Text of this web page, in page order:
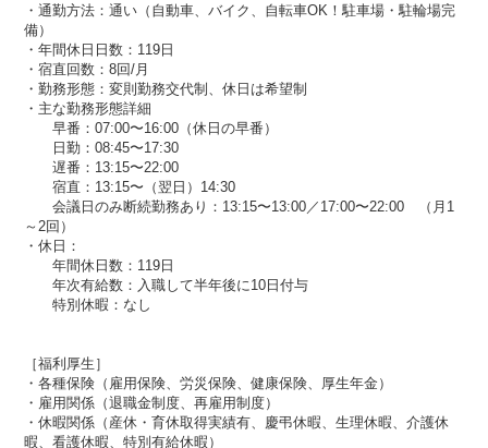
・通勤方法：通い（自動車、バイク、自転車OK！駐車場・駐輪場完
備）
・年間休日日数：119日
・宿直回数：8回/月
・勤務形態：変則勤務交代制、休日は希望制
・主な勤務形態詳細
早番：07:00〜16:00（休日の早番）
日勤：08:45〜17:30
遅番：13:15〜22:00
宿直：13:15〜（翌日）14:30
会議日のみ断続勤務あり：13:15〜13:00／17:00〜22:00 （月1
～2回）
・休日：
年間休日数：119日
年次有給数：入職して半年後に10日付与
特別休暇：なし
［福利厚生］
・各種保険（雇用保険、労災保険、健康保険、厚生年金）​​
・雇用関係（退職金制度、再雇用制度）
・休暇関係（産休・育休取得実績有、慶弔休暇​​、生理休暇、介護休
暇、看護休暇、特別有給休暇）